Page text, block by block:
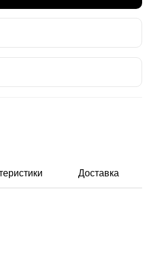
Доставка
вироби